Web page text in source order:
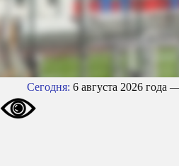
Сегодня: 6 августа 2026 года